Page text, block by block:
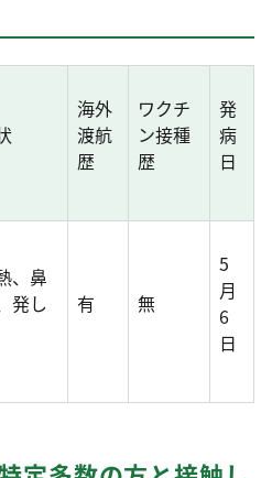
海外
渡航
歴
ワクチ
ン接種
歴
発
病
日
、鼻
発し
有 無
5
月
6
日